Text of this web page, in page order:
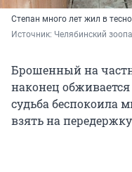
Степан много лет жил в
Источник: Челябинский
Брошенный на
наконец
судьба беспокоила
взять на